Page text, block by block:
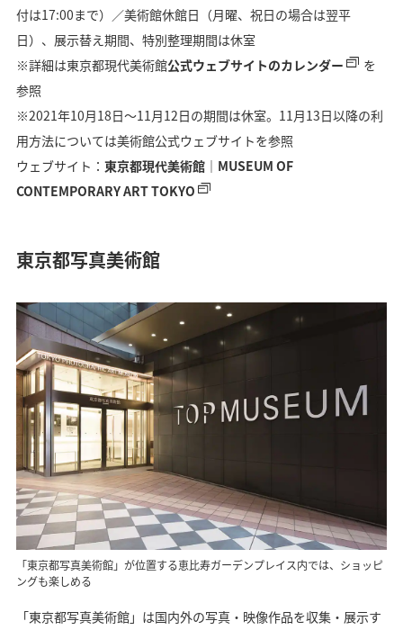
付は17:00まで）／美術館休館日（月曜、祝日の場合は翌平
日）、展示替え期間、特別整理期間は休室
※詳細は東京都現代美術館公式ウェブサイトのカレンダー
を
参照
※2021年10月18日～11月12日の期間は休室。11月13日以降の利
用方法については美術館公式ウェブサイトを参照
ウェブサイト： 東京都現代美術館｜MUSEUM OF
CONTEMPORARY ART TOKYO
東京都写真美術館
「東京都写真美術館」が位置する恵比寿ガーデンプレイス内では、ショッピ
ングも楽しめる
「東京都写真美術館」は国内外の写真・映像作品を収集・展示す